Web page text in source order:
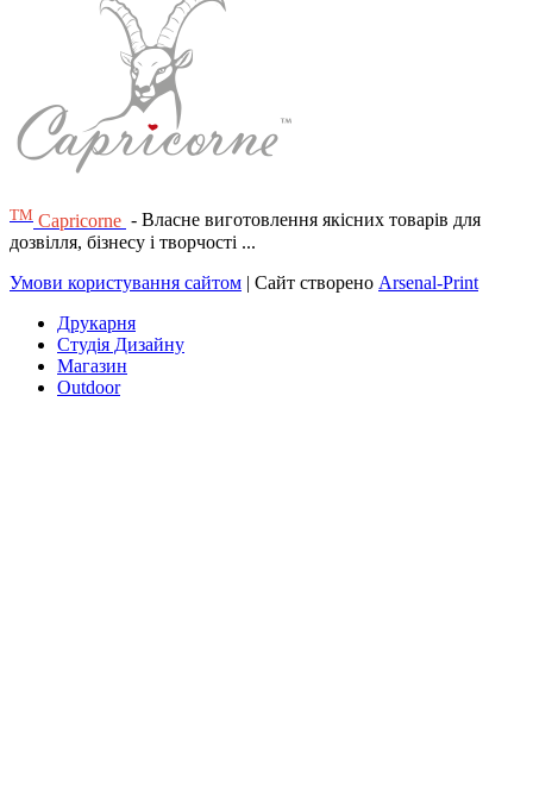
ТМ Capricorne - Власне виготовлення якісних товарів для
дозвілля, бізнесу і творчості ...
Умови користування сайтом | Сайт створено Arsenal-Print
Друкарня
Студія Дизайну
Магазин
Outdoor